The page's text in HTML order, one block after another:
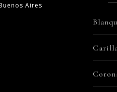
Aires